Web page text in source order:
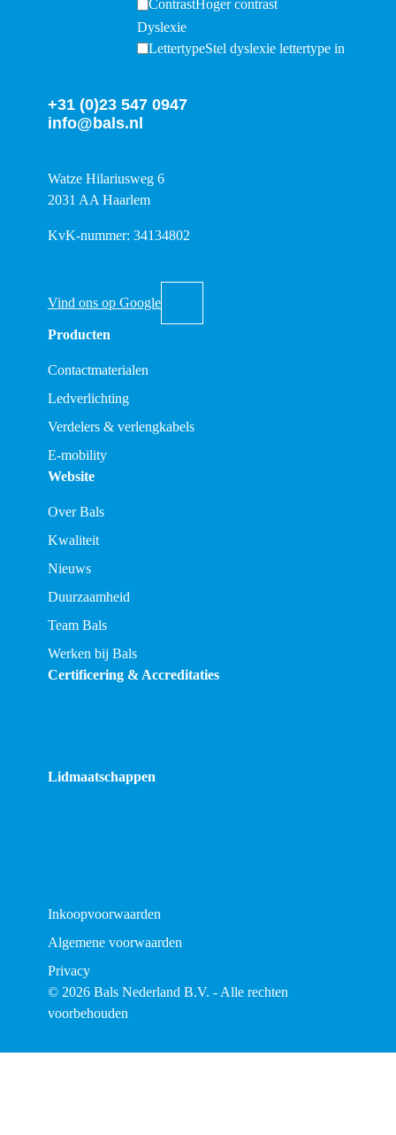
ContrastHoger contrast
Dyslexie
LettertypeStel dyslexie lettertype in
+31 (0)23 547 0947
info@bals.nl
Watze Hilariusweg 6
2031 AA Haarlem
KvK-nummer: 34134802
Vind ons op Google
Producten
Contactmaterialen
Ledverlichting
Verdelers & verlengkabels
E-mobility
Website
Over Bals
Kwaliteit
Nieuws
Duurzaamheid
Team Bals
Werken bij Bals
Certificering & Accreditaties
Lidmaatschappen
Inkoopvoorwaarden
Algemene voorwaarden
Privacy
© 2026 Bals Nederland B.V. - Alle rechten
voorbehouden